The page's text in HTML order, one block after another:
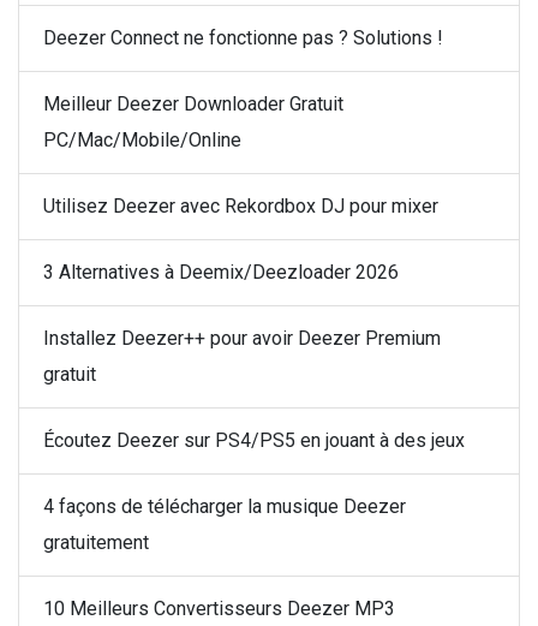
Deezer Connect ne fonctionne pas ? Solutions !
Meilleur Deezer Downloader Gratuit
PC/Mac/Mobile/Online
Utilisez Deezer avec Rekordbox DJ pour mixer
3 Alternatives à Deemix/Deezloader 2026
Installez Deezer++ pour avoir Deezer Premium
gratuit
Écoutez Deezer sur PS4/PS5 en jouant à des jeux
4 façons de télécharger la musique Deezer
gratuitement
10 Meilleurs Convertisseurs Deezer MP3